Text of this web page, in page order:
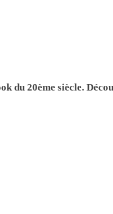
du 20ème siècle.